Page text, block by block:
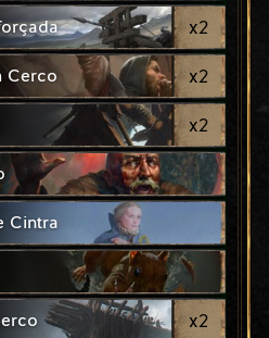
x2
Cerco x2
x2
Cintra
x2